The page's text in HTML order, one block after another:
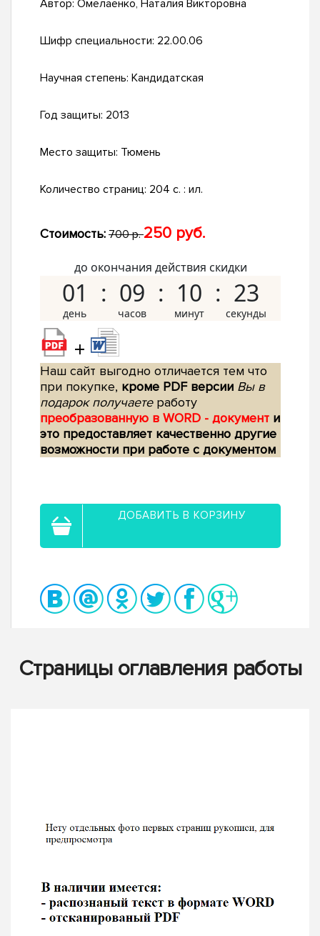
Автор: Омелаенко, Наталия Викторовна
Шифр специальности: 22.00.06
Научная степень: Кандидатская
Год защиты: 2013
Место защиты: Тюмень
Количество страниц: 204 с. : ил.
Стоимость: 700 р.250 руб.
до окончания действия скидки
01 09 10 22
+
Наш сайт выгодно отличается тем что
при покупке, кроме PDF версии Вы в
подарок получаетеработу
преобразованную в WORD - документ и
это предоставляет качественно другие
возможности при работе с документом
ДОБАВИТЬ В КОРЗИНУ
Страницы оглавления работы